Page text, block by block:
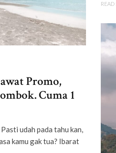
Promo,
Cuma 1
udah pada tahu kan,
kamu gak tua? Ibarat
READ